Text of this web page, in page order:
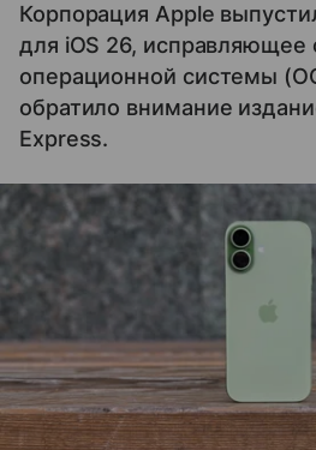
Корпорация Apple
для iOS 26, исправляющее
операционной системы
обратило внимание
Express.